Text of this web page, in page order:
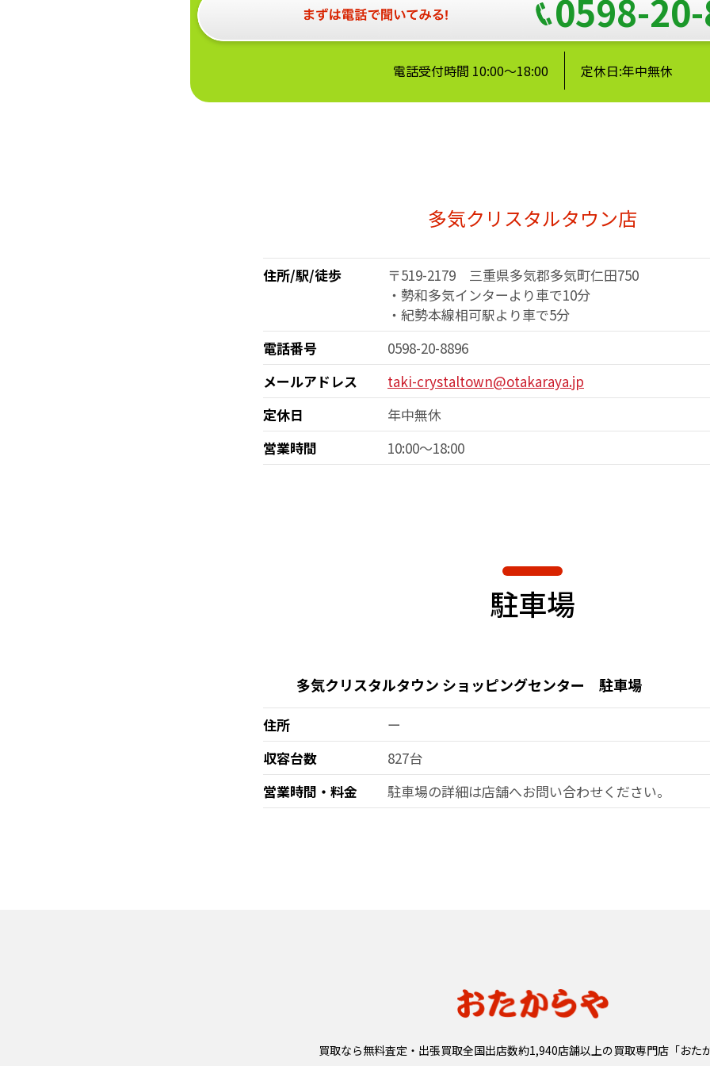
0598-
電話受付時間 10:00～18:00 定休日:年中無休
多気クリスタルタウン店
住所/駅/徒歩
〒519-2179 三重県多気郡多気町仁田750
・勢和多気インターより車で10分
・紀勢本線相可駅より車で5分
電話番号
0598-20-8896
メールアドレス
taki-crystaltown@otakaraya.jp
定休日
年中無休
営業時間
10:00～18:00
駐車場
多気クリスタルタウン ショッピングセンター 駐車場
住所
ー
収容台数
827台
営業時間・料金
駐車場の詳細は店舗へお問い合わせください。
買取なら無料査定・出張買取全国出店数約1,940店舗以上の買取専門店「おた